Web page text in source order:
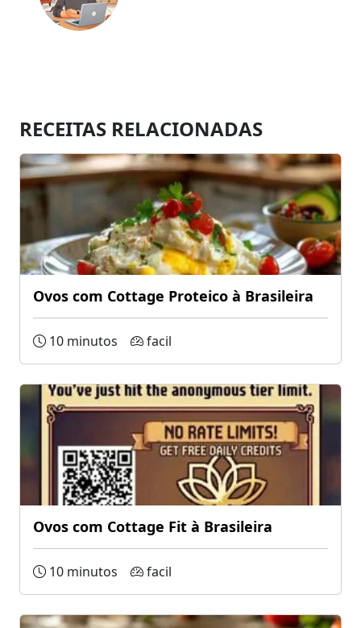
RECEITAS RELACIONADAS
Ovos com Cottage Proteico à Brasileira
10 minutos facil
Ovos com Cottage Fit à Brasileira
10 minutos facil